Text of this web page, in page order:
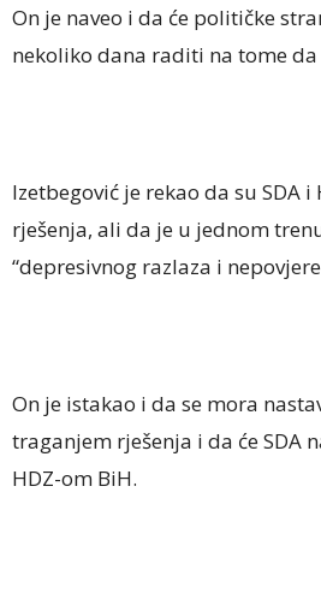
On je naveo i da će političke
nekoliko dana raditi na tome
Izetbegović je rekao da su SDA
rješenja, ali da je u jednom
“depresivnog razlaza i
On je istakao i da se mora
traganjem rješenja i da će SDA
HDZ-om BiH.